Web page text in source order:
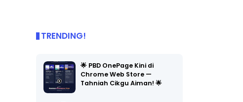
TRENDING!
🌟 PBD OnePage Kini di
Chrome Web Store —
Tahniah Cikgu Aiman! 🌟